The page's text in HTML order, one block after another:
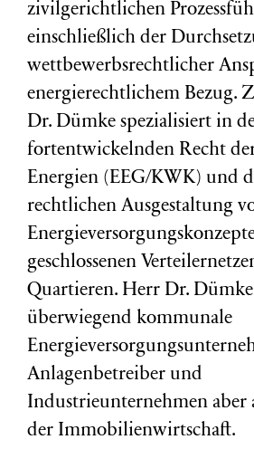
zivilgerichtlichen
einschließlich der
wettbewerbsrechtlicher
energierechtlichem Bezug.
Dr. Dümke spezialisiert in
fortentwickelnden Recht
Energien (EEG/KWK) und
rechtlichen Ausgestaltung
geschlossenen
Quartieren. Herr Dr.
überwiegend kommunale
Anlagenbetreiber und
Industrieunternehmen aber
der Immobilienwirtschaft.